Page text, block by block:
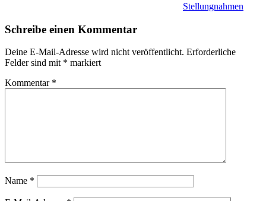
Stellungnahmen
Schreibe einen Kommentar
Deine E-Mail-Adresse wird nicht veröffentlicht. Erforderliche
Felder sind mit * markiert
Kommentar *
Name *